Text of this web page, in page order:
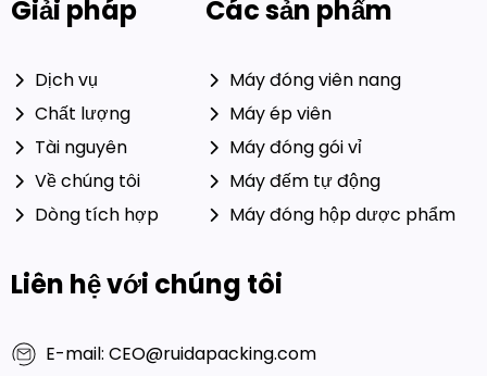
Chất lượng
Tài nguyên
Về chúng tôi
Dòng tích hợp
Máy ép viên
Máy đóng gói vỉ
Máy đếm tự động
Máy đóng hộp dược phẩm
WhatsApp: +86 15817128250